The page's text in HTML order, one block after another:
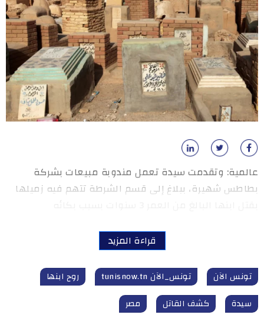
عالمية: وتقدمت سيدة تعمل مندوبة مبيعات بشركة
بطاطس شهيرة، ببلاغ إلى قسم الشرطة تتهم فيه زميلها
قراءة المزيد
تونس الآن تونس_الآن tunisnow.tn
روح ابنها
سيدة
كشف القاتل مصر